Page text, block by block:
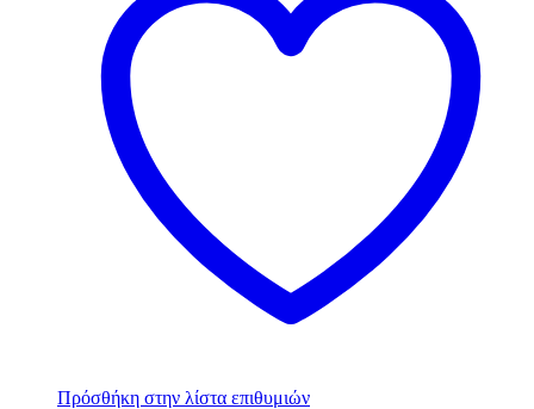
Πρόσθήκη στην λίστα επιθυμιών